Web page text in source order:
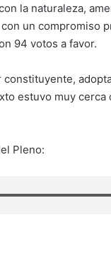
la naturaleza,
un compromiso
94 votos a favor.
estuvo muy cerca
Pleno: